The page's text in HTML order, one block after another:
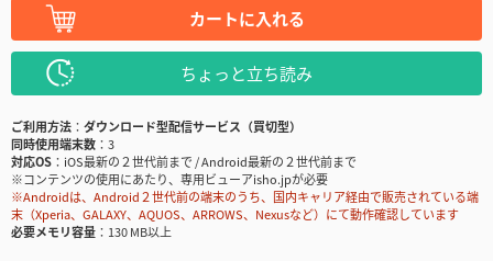
カートに入れる
ちょっと立ち読み
ご利用方法
ダウンロード型配信サービス（買切型）
同時使用端末数
3
対応OS
iOS最新の２世代前まで / Android最新の２世代前まで
※コンテンツの使用にあたり、専用ビューアisho.jpが必要
※Androidは、Android２世代前の端末のうち、国内キャリア経由で販売されている端
末（Xperia、GALAXY、AQUOS、ARROWS、Nexusなど）にて動作確認しています
必要メモリ容量
130 MB以上